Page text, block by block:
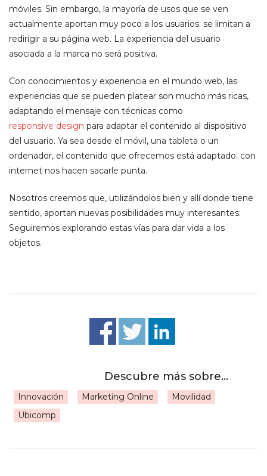
móviles. Sin embargo, la mayoría de usos que se ven
actualmente aportan muy poco a los usuarios: se limitan a
redirigir a su página web. La experiencia del usuario
asociada a la marca no será positiva.
Con conocimientos y experiencia en el mundo web, las
experiencias que se pueden platear son mucho más ricas,
adaptando el mensaje con técnicas como
responsive design para adaptar el contenido al dispositivo
del usuario. Ya sea desde el móvil, una tableta o un
ordenador, el contenido que ofrecemos está adaptado. con
internet nos hacen sacarle punta.
Nosotros creemos que, utilizándolos bien y allí donde tiene
sentido, aportan nuevas posibilidades muy interesantes.
Seguiremos explorando estas vías para dar vida a los
objetos.
Innovación Marketing Online
Movilidad
Ubicomp